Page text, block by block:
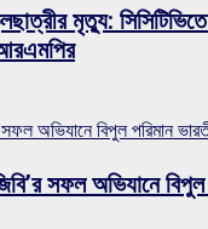
মৃত্যু:
সফল অভিযানে বিপুল পরিমান
সফল অভিযানে